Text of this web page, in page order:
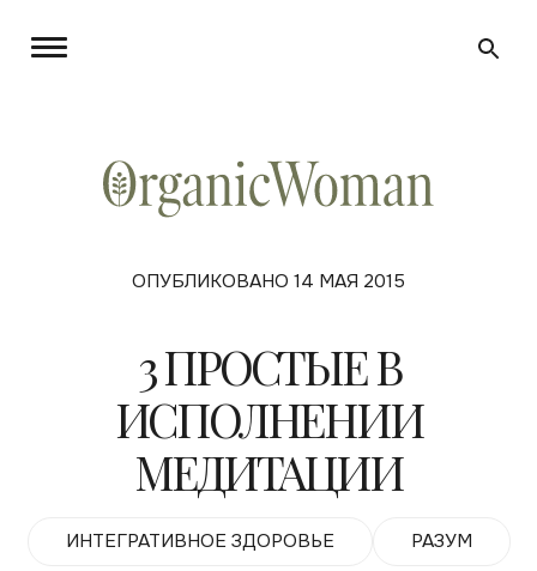
ОПУБЛИКОВАНО 14 МАЯ 2015
3 ПРОСТЫЕ В
ИСПОЛНЕНИИ
МЕДИТАЦИИ
ИНТЕГРАТИВНОЕ ЗДОРОВЬЕ РАЗУМ